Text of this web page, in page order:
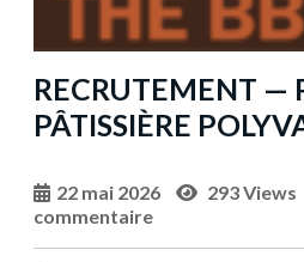
RECRUTEMENT —
PÂTISSIÈRE
22 mai 2026 293 Views
commentaire